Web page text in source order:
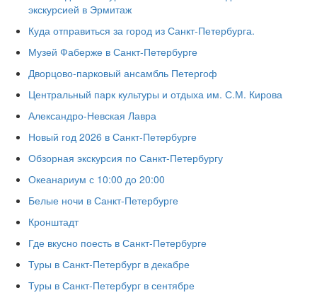
экскурсией в Эрмитаж
Куда отправиться за город из Санкт-Петербурга.
Музей Фаберже в Санкт-Петербурге
Дворцово-парковый ансамбль Петергоф
Центральный парк культуры и отдыха им. С.М. Кирова
Александро-Невская Лавра
Новый год 2026 в Санкт-Петербурге
Обзорная экскурсия по Санкт-Петербургу
Океанариум с 10:00 до 20:00
Белые ночи в Санкт-Петербурге
Кронштадт
Где вкусно поесть в Санкт-Петербурге
Туры в Санкт-Петербург в декабре
Туры в Санкт-Петербург в сентябре